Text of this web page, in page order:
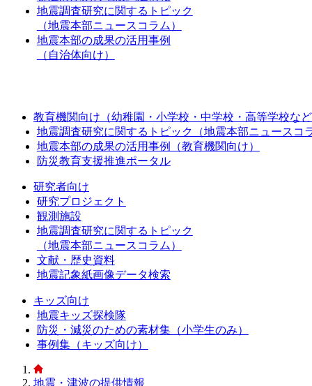
地震調査研究に関するトピック
（地震本部ニュースコラム）
地震本部の成果の活用事例
（自治体向け）
教育機関向け（幼稚園・小学校・中学校・高等学校な
地震調査研究に関するトピック（地震本部ニュースコ
地震本部の成果の活用事例（教育機関向け）
防災教育支援推進ポータル
研究者向け
研究プロジェクト
観測施設
地震調査研究に関するトピック
（地震本部ニュースコラム）
文献・歴史資料
地震記象紙画像データ検索
キッズ向け
地震キッズ探検隊
防災・減災のための素材集（小学生のみ）
事例集（キッズ向け）
地震・津波の提供情報